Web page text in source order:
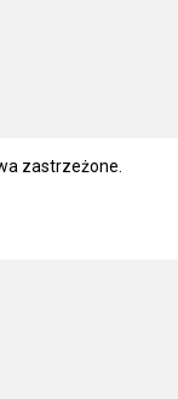
zastrzeżone.